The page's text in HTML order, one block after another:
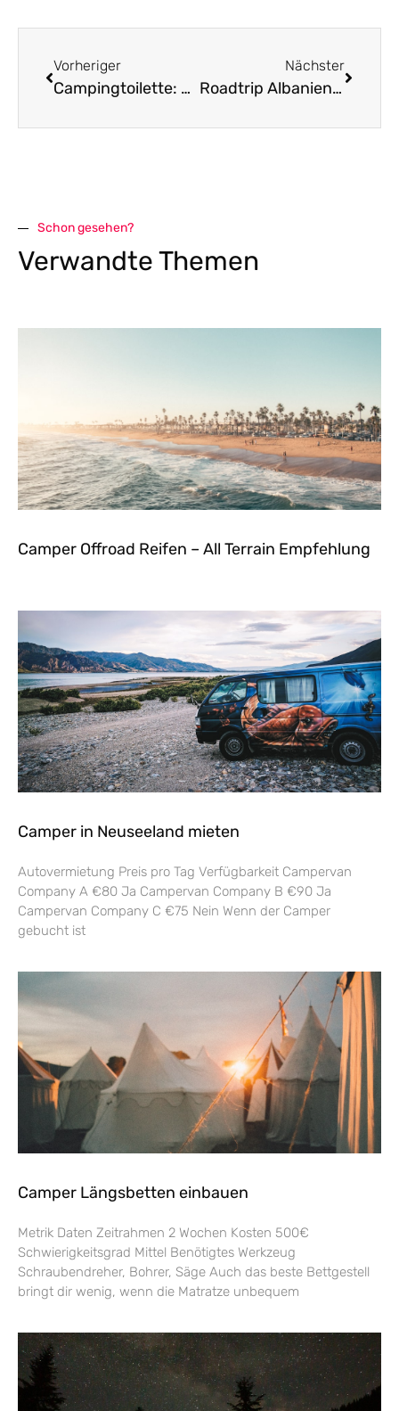
Vorheriger
Campingtoilette: Chemie oder Bio? Was passt besser zu dir?
Nächster
Roadtrip Albanien – Meine Erfahrungen
Schon gesehen?
Verwandte Themen
Camper Offroad Reifen – All Terrain Empfehlung
Camper in Neuseeland mieten
Autovermietung Preis pro Tag Verfügbarkeit Campervan
Company A €80 Ja Campervan Company B €90 Ja
Campervan Company C €75 Nein Wenn der Camper
gebucht ist
Camper Längsbetten einbauen
Metrik Daten Zeitrahmen 2 Wochen Kosten 500€
Schwierigkeitsgrad Mittel Benötigtes Werkzeug
Schraubendreher, Bohrer, Säge Auch das beste Bettgestell
bringt dir wenig, wenn die Matratze unbequem